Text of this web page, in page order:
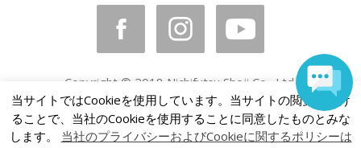
Copyright © 2018 Nichifutsu Shoji Co., Ltd.
All rights reserved.
当サイトではCookieを使用しています。当サイトの閲覧を続け
ることで、当社のCookieを使用することに同意したものとみな
します。 当社のプライバシーおよびCookieに関するポリシーは